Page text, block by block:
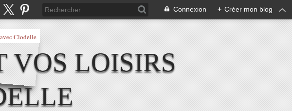
Connexion + Créer mon blog
VOS LOISIRS